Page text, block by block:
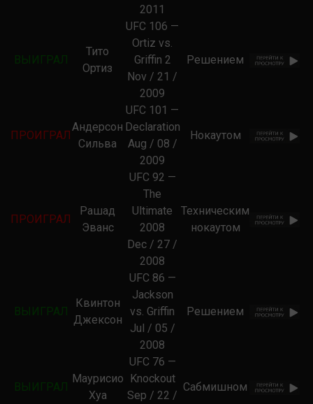
2011
ВЫИГРАЛ
Тито
Ортиз
UFC 106 —
Ortiz vs.
Griffin 2
Nov / 21 /
2009
Решением
ПРОИГРАЛ
Андерсон
Сильва
UFC 101 —
Declaration
Aug / 08 /
2009
Нокаутом
ПРОИГРАЛ
Рашад
Эванс
UFC 92 —
The
Ultimate
2008
Dec / 27 /
2008
Техническим
нокаутом
ВЫИГРАЛ
Квинтон
Джексон
UFC 86 —
Jackson
vs. Griffin
Jul / 05 /
2008
Решением
ВЫИГРАЛ
Маурисио
Хуа
UFC 76 —
Knockout
Sep / 22 /
Сабмишном